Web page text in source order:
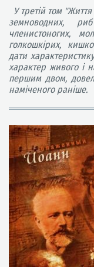
У третій том
земноводних,
членистоногих,
голкошкірих,
дати
характер живого і
першим двом,
наміченого раніше.